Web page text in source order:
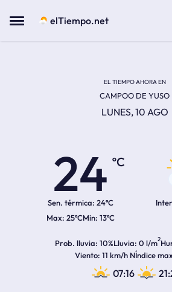
Menu elTiempo.net
EL TIEMPO AHORA EN
CAMPOO DE YUSO
LUNES, 10 AGO
24
ºC
Sen. térmica: 24ºC
25ºC 13ºC
Prob. lluvia 10%Lluvia 0 l/m2
Viento 11 km/h NÍndice
07:16